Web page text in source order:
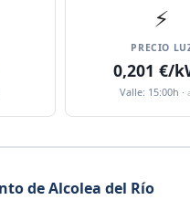
⚡
PRECIO
0,201 €/
Valle: 15:00h ·
de Alcolea del Río